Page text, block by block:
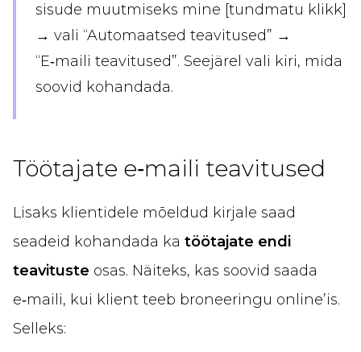
sisude muutmiseks mine [tundmatu klikk]
→ vali “Automaatsed teavitused” →
“E‑maili teavitused”. Seejärel vali kiri, mida
soovid kohandada.
Töötajate e‑maili teavitused
Lisaks klientidele mõeldud kirjale saad
seadeid kohandada ka töötajate endi
teavituste osas. Näiteks, kas soovid saada
e‑maili, kui klient teeb broneeringu online’is.
Selleks: